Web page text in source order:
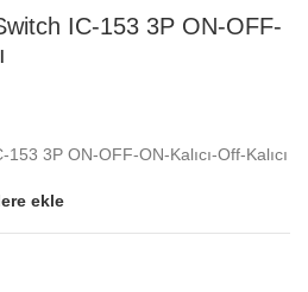
IC-153 3P ON-OFF-
3P ON-OFF-ON-Kalıcı-Off-Kalıcı
ekle